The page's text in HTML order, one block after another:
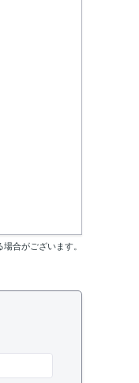
合がございます。